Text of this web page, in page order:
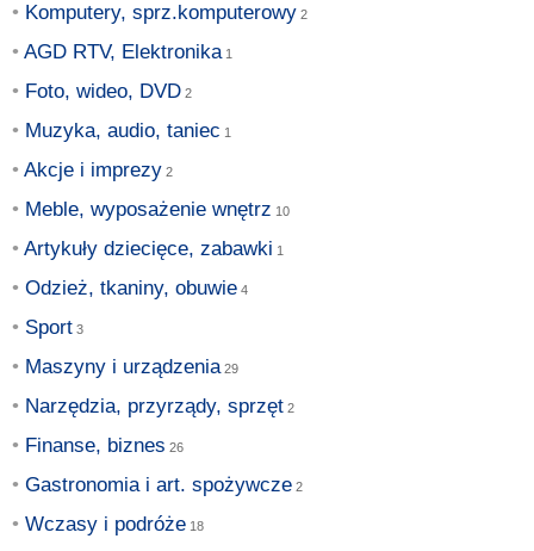
Komputery, sprz.komputerowy
AGD RTV, Elektronika
Foto, wideo, DVD
Muzyka, audio, taniec
Akcje i imprezy
Meble, wyposażenie wnętrz
Artykuły dziecięce, zabawki
Odzież, tkaniny, obuwie
Sport
Maszyny i urządzenia
Narzędzia, przyrządy, sprzęt
Finanse, biznes
Gastronomia i art. spożywcze
Wczasy i podróże